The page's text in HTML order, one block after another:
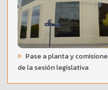
Pase a planta y
de la sesión legislativa